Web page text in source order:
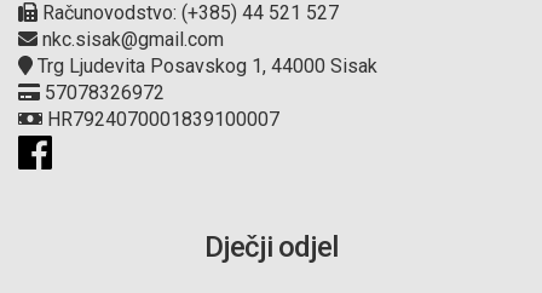
Računovodstvo: (+385) 44 521 527
nkc.sisak@gmail.com
Trg Ljudevita Posavskog 1, 44000 Sisak
57078326972
HR7924070001839100007
Dječji odjel